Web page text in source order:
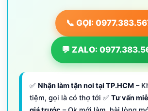
📞 GỌI:
💬 ZALO:
✅ Nhận làm tận nơi tại TP.HCM –
tiệm, gọi là có thợ tới ✅ Tư vấn